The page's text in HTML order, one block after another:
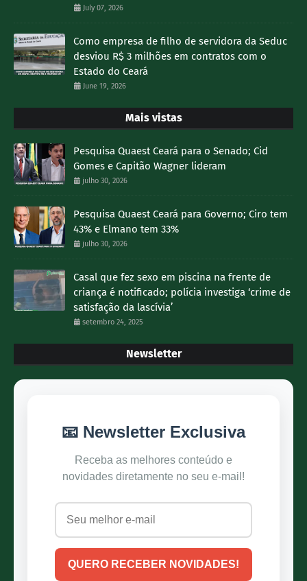
July 07, 2026
Como empresa de filho de servidora da Seduc
desviou R$ 3 milhões em contratos com o
Estado do Ceará
June 19, 2026
Mais vistas
Pesquisa Quaest Ceará para o Senado; Cid
Gomes e Capitão Wagner lideram
julho 30, 2026
Pesquisa Quaest Ceará para Governo; Ciro tem
43% e Elmano tem 33%
julho 30, 2026
Casal que fez sexo em piscina na frente de
criança é notificado; polícia investiga ‘crime de
satisfação da lascívia’
setembro 24, 2025
Newsletter